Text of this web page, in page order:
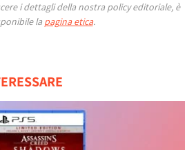
i dettagli della nostra policy editoriale, è
la pagina etica.